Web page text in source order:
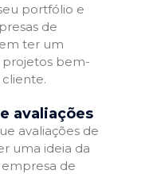
portfólio e
de
ter um
bem-
cliente.
avaliações
avaliações de
uma ideia da
de